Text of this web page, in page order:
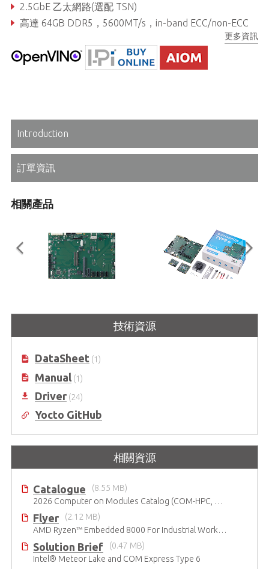
2.5GbE 乙太網路(選配 TSN)
高達 64GB DDR5，5600MT/s，in-band ECC/non-ECC
更多資訊
Introduction
訂單資訊
相關產品
COM Express® Type 6 R3.1 參考載
Meteor Lake-H
技術資源
DataSheet(1)
Manual(1)
Driver(24)
Yocto GitHub
相關資源
Catalogue
(8.55 MB)
2026 Computer on Modules Catalog (COM-HPC, COM Express , SMARC, OSM, Qseven and ETX)
Flyer
(2.12 MB)
AMD Ryzen™ Embedded 8000 For Industrial Workloads
Solution Brief
(0.47 MB)
Intel® Meteor Lake and COM Express Type 6